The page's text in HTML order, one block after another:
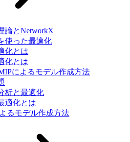
論とNetworkX
使った最適化
化とは
化とは
によるモデル作成方法
析と最適化
適化とは
るモデル作成方法